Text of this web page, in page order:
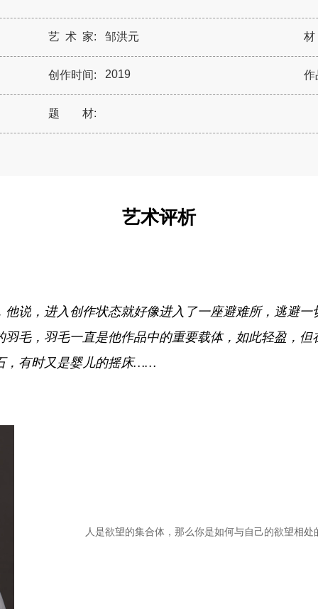
艺 术 家: 邹洪元
创作时间: 2019 作
题 材:
艺术评析
说，进入创作状态就好像进入了一座避难所，逃避
毛，羽毛一直是他作品中的重要载体，如此轻盈，
，有时又是婴儿的摇床……
人是欲望的集合体，那么你是如何与自己的欲望相